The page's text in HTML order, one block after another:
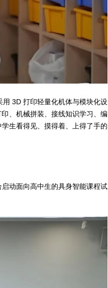
3D 打印轻量化机体与模块化设
、机械拼装、接线知识学习、编
生看得见、摸得着、上得了手的
动面向高中生的具身智能课程试